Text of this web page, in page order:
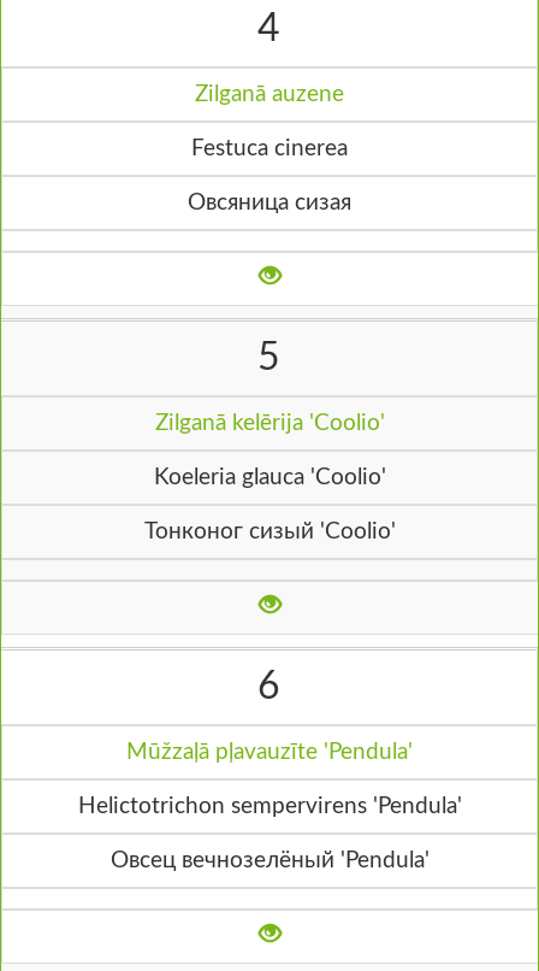
4
Zilganā auzene
Festuca cinerea
Овсяница сизая
5
Zilganā kelērija 'Coolio'
Koeleria glauca 'Coolio'
Тонконог сизый 'Coolio'
6
Mūžzaļā pļavauzīte 'Pendula'
Helictotrichon sempervirens 'Pendula'
Овсец вечнозелёный 'Pendula'